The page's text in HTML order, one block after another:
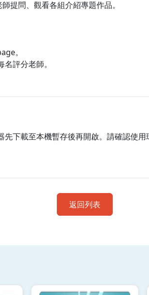
提問、觀看各組介紹專題作品。
。
評分老師。
下載至本機暫存後再開啟。請確認使用
返回列表